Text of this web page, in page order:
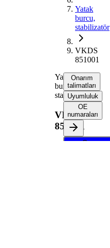
Yatak
burcu,
stabilizatör
VKDS
851001
Yatak
burcu,
stabilizatör
VKDS
851001
Onarım
talimatları
Uyumluluk
OE
numaraları
Onarım